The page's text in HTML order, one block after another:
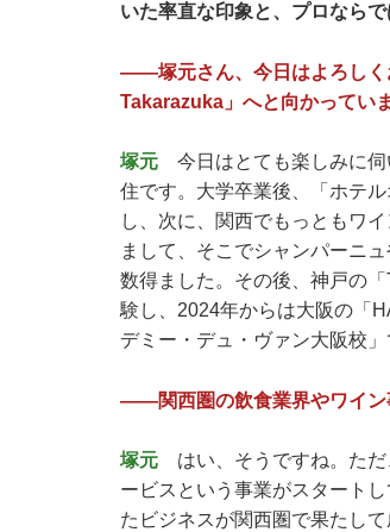
いた率直な印象と、プロならで
——塚元さん、今日はよろしく
Takarazuka」へと向かってい
塚元 今日はとても楽しみに伺
住です。大学卒業後、「ホテ
し、次に、関西でもっともワ
まして、そこでシャンパーニ
数得ました。その後、神戸の
験し、2024年からは大阪の「
デミー・デュ・ヴァン大阪校」
——関西圏の飲食業界やワイン
塚元 はい、そうですね。ただ
ービスという事業がスタート
たビジネスが関西圏で果たし